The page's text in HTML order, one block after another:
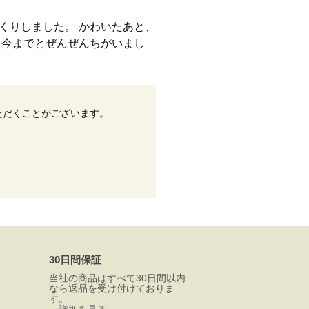
しました。 かわいたあと、
までとぜんぜんちがいまし
くことがございます。
30日間保証
当社の商品はすべて30日間以内
なら返品を受け付けておりま
す。